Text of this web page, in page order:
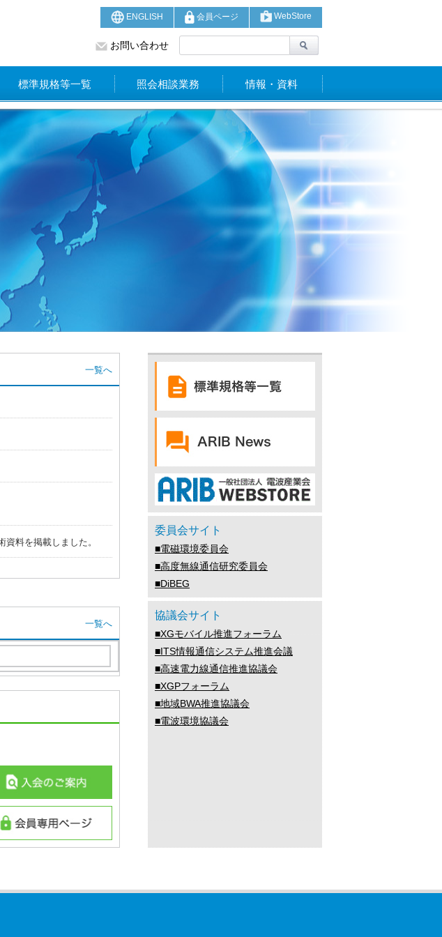
ENGLISH 会員ページ WebStore
お問い合わせ
標準規格等一覧 照会相談業務 情報・資料
一覧へ
料を掲載しました。
)
一覧へ
委員会サイト
■電磁環境委員会
■高度無線通信研究委員会
■DiBEG
協議会サイト
■XGモバイル推進フォーラム
■ITS情報通信システム推進会議
■高速電力線通信推進協議会
■XGPフォーラム
■地域BWA推進協議会
■電波環境協議会